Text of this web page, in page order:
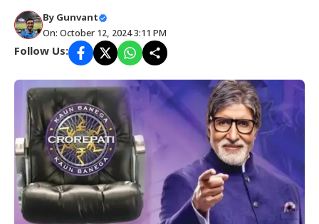
By Gunvant
On: October 12, 2024 3:11 PM
Follow Us: